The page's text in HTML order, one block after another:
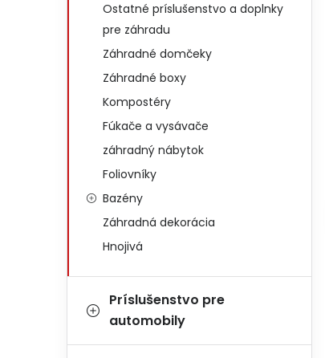
Ostatné príslušenstvo a doplnky
pre záhradu
Záhradné domčeky
Záhradné boxy
Kompostéry
Fúkače a vysávače
záhradný nábytok
Foliovníky
Bazény
Záhradná dekorácia
Hnojivá
Príslušenstvo pre
automobily